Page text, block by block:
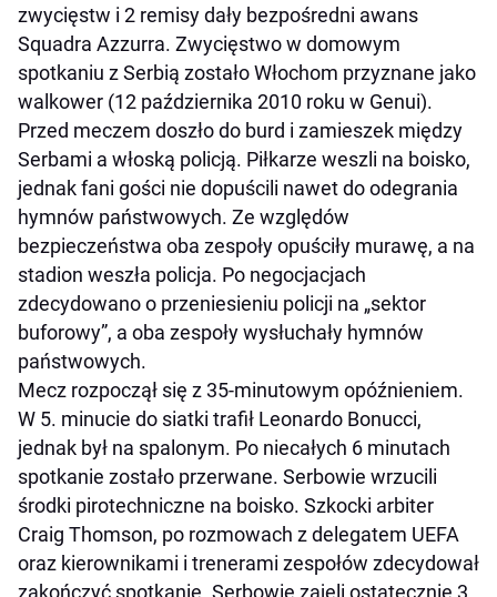
zwycięstw i 2 remisy dały bezpośredni awans
Squadra Azzurra. Zwycięstwo w domowym
spotkaniu z Serbią zostało Włochom przyznane jako
walkower (12 października 2010 roku w Genui).
Przed meczem doszło do burd i zamieszek między
Serbami a włoską policją. Piłkarze weszli na boisko,
jednak fani gości nie dopuścili nawet do odegrania
hymnów państwowych. Ze względów
bezpieczeństwa oba zespoły opuściły murawę, a na
stadion weszła policja. Po negocjacjach
zdecydowano o przeniesieniu policji na „sektor
buforowy”, a oba zespoły wysłuchały hymnów
państwowych.
Mecz rozpoczął się z 35-minutowym opóźnieniem.
W 5. minucie do siatki trafił Leonardo Bonucci,
jednak był na spalonym. Po niecałych 6 minutach
spotkanie zostało przerwane. Serbowie wrzucili
środki pirotechniczne na boisko. Szkocki arbiter
Craig Thomson, po rozmowach z delegatem UEFA
oraz kierownikami i trenerami zespołów zdecydował
zakończyć spotkanie. Serbowie zajęli ostatecznie 3.